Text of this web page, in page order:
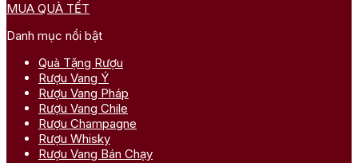
MUA QUÀ TẾT
Danh mục nổi bật
Quà Tặng Rượu
Rượu Vang Ý
Rượu Vang Pháp
Rượu Vang Chile
Rượu Champagne
Rượu Whisky
Rượu Vang Bán Chạy